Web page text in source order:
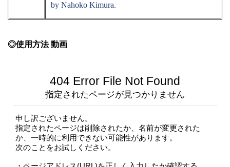
by Nahoko Kimura.
◎使用方法 動画